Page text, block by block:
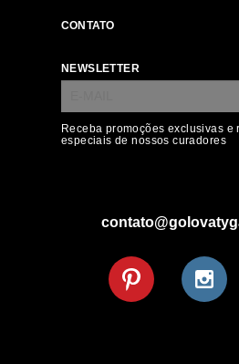
CONTATO
NEWSLETTER
Receba promoções exclusivas e
especiais de nossos curadores